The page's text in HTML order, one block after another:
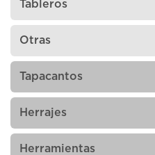
Tableros
Otras
Tapacantos
Herrajes
Herramientas